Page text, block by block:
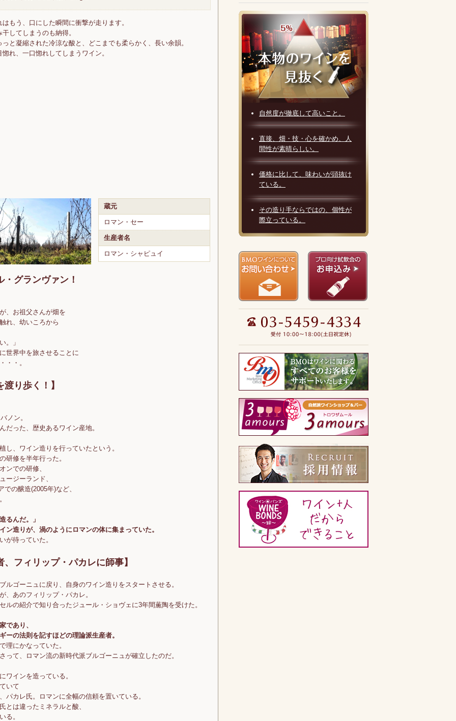
はもう、口にした瞬間に衝撃が走ります。
干してしまうのも納得。
っと凝縮された冷涼な酸と、どこまでも柔らかく、長い余韻。
惚れ、一口惚れしてしまうワイン。
蔵元
ロマン・セー
生産者名
ロマン・シャピュイ
グランヴァン！
、お祖父さんが畑を
れ、幼いころから
。」
世界中を旅させることに
・・。
り歩く！】
ノン。
だった、歴史あるワイン産地。
し、ワイン造りを行っていたという。
研修を半年行った。
ンでの研修、
ージーランド、
の醸造(2005年)など、
んだ。」
造りが、渦のようにロマンの体に集まっていた。
が待っていた。
フィリップ・パカレに師事】
ゴーニュに戻り、自身のワイン造りをスタートさせる。
、あのフィリップ・パカレ。
ルの紹介で知り合ったジュール・ショヴェに3年間薫陶を受けた。
であり、
ーの法則を記すほどの理論派生産者。
理にかなっていた。
て、ロマン流の新時代派ブルゴーニュが確立したのだ。
ワインを造っている。
いて
カレ氏。ロマンに全幅の信頼を置いている。
とは違ったミネラルと酸、
る。
自然度が徹底して高いこと。
直接、畑・技・心を確かめ、人
間性が素晴らしい。
価格に比して、味わいが頭抜け
ている。
その造り手ならではの、個性が
際立っている。